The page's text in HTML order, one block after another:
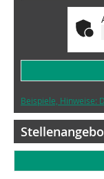
Beispiele, Hinweise: